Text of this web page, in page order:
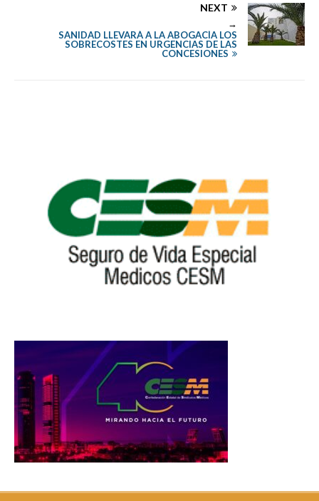
NEXT
→
SANIDAD LLEVARÁ A LA ABOGACÍA LOS
SOBRECOSTES EN URGENCIAS DE LAS
CONCESIONES